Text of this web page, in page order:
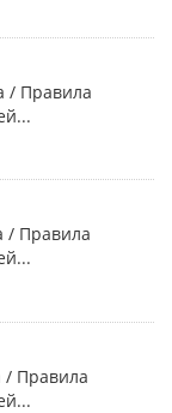
/ Правила
/ Правила
Правила